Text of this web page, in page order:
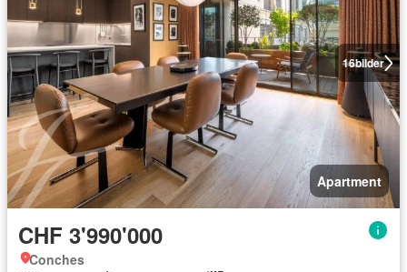
16bilder
Apartment
CHF 3'990'000
Conches